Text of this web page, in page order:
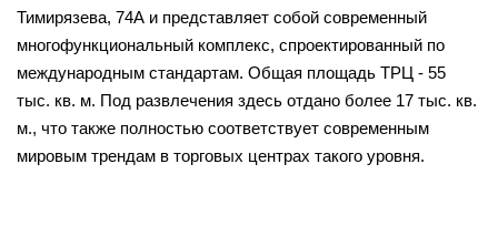
Тимирязева, 74А и представляет собой современный
многофункциональный комплекс, спроектированный по
международным стандартам. Общая площадь ТРЦ - 55
тыс. кв. м. Под развлечения здесь отдано более 17 тыс. кв.
м., что также полностью соответствует современным
мировым трендам в торговых центрах такого уровня.